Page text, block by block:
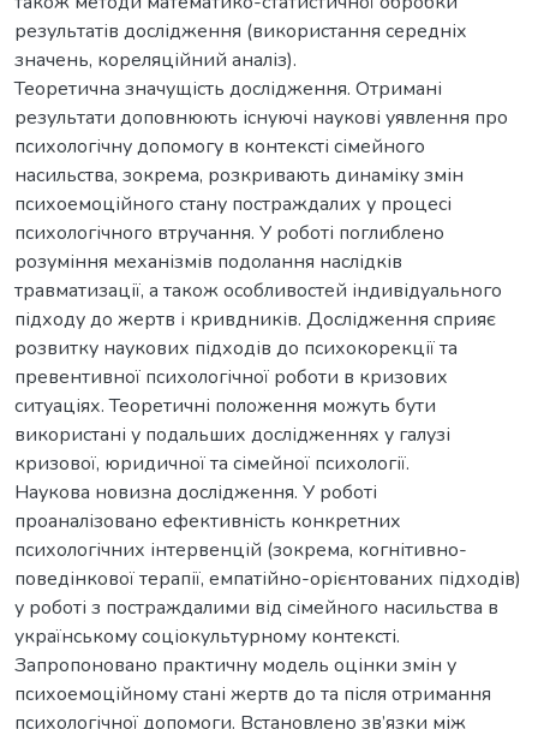
результатів дослідження (використання середніх
значень, кореляційний аналіз).
Теоретична значущість дослідження. Отримані
результати доповнюють існуючі наукові уявлення про
психологічну допомогу в контексті сімейного
насильства, зокрема, розкривають динаміку змін
психоемоційного стану постраждалих у процесі
психологічного втручання. У роботі поглиблено
розуміння механізмів подолання наслідків
травматизації, а також особливостей індивідуального
підходу до жертв і кривдників. Дослідження сприяє
розвитку наукових підходів до психокорекції та
превентивної психологічної роботи в кризових
ситуаціях. Теоретичні положення можуть бути
використані у подальших дослідженнях у галузі
кризової, юридичної та сімейної психології.
Наукова новизна дослідження. У роботі
проаналізовано ефективність конкретних
психологічних інтервенцій (зокрема, когнітивно-
поведінкової терапії, емпатійно-орієнтованих підходів)
у роботі з постраждалими від сімейного насильства в
українському соціокультурному контексті.
Запропоновано практичну модель оцінки змін у
психоемоційному стані жертв до та після отримання
психологічної допомоги. Встановлено зв’язки між